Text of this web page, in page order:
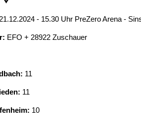
- 15.30 Uhr PreZero Arena -
EFO + 28922 Zuschauer
11
11
10